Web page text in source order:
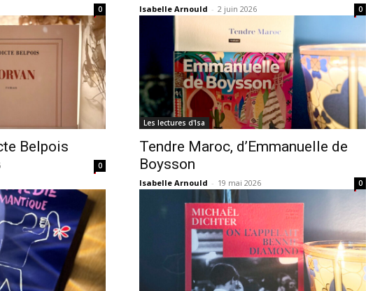
0 Isabelle Arnould - 2 juin 2026 0
Belpois
0
Les lectures d'Isa
Tendre Maroc, d’Emmanuelle de
Boysson
Isabelle Arnould - 19 mai 2026 0